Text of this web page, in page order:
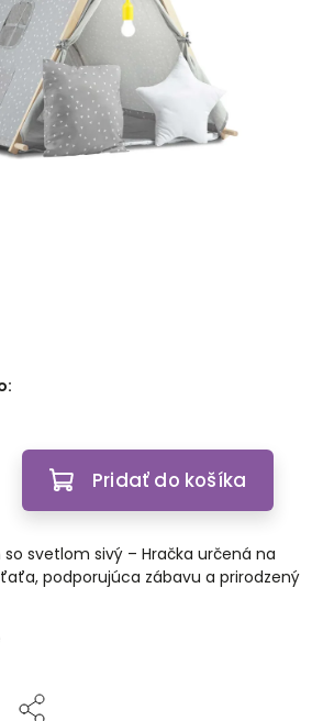
Pridať do košíka
svetlom sivý – Hračka určená na
podporujúca zábavu a prirodzený